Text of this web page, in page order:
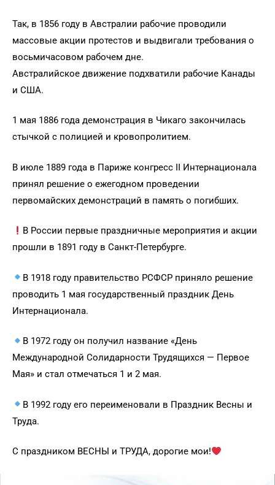
Так, в 1856 году в Австралии рабочие проводили
массовые акции протестов и выдвигали требования о
восьмичасовом рабочем дне.
Австралийское движение подхватили рабочие Канады
и США.
1 мая 1886 года демонстрация в Чикаго закончилась
стычкой с полицией и кровопролитием.
В июле 1889 года в Париже конгресс II Интернационала
принял решение о ежегодном проведении
первомайских демонстраций в память о погибших.
В России первые праздничные мероприятия и акции
прошли в 1891 году в Санкт-Петербурге.
В 1918 году правительство РСФСР приняло решение
проводить 1 мая государственный праздник День
Интернационала.
В 1972 году он получил название «День
Международной Солидарности Трудящихся — Первое
Мая» и стал отмечаться 1 и 2 мая.
В 1992 году его переименовали в Праздник Весны и
Труда.
С праздником ВЕСНЫ и ТРУДА, дорогие мои!